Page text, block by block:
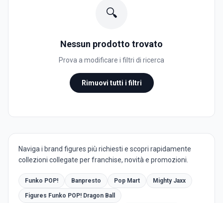
🔍
Nessun prodotto trovato
Prova a modificare i filtri di ricerca
Rimuovi tutti i filtri
Naviga i brand figures più richiesti e scopri rapidamente
collezioni collegate per franchise, novità e promozioni.
Funko POP! Banpresto Pop Mart Mighty Jaxx
Figures Funko POP! Dragon Ball